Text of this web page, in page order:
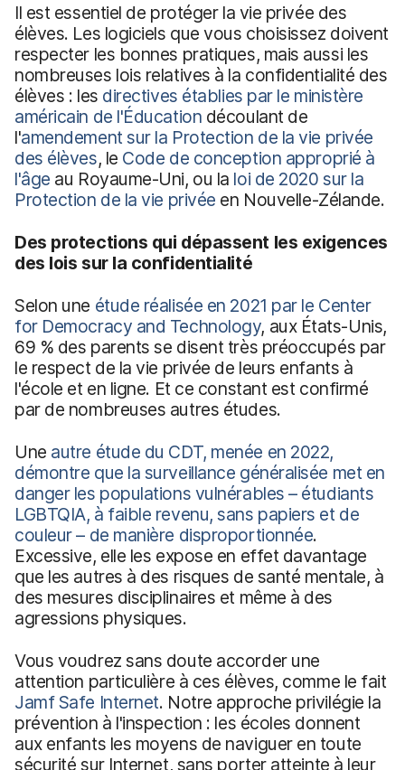
Il est essentiel de protéger la vie privée des
élèves. Les logiciels que vous choisissez doivent
respecter les bonnes pratiques, mais aussi les
nombreuses lois relatives à la confidentialité des
élèves : les directives établies par le ministère
américain de l'Éducation découlant de
l'amendement sur la Protection de la vie privée
des élèves, le Code de conception approprié à
l'âge au Royaume-Uni, ou la loi de 2020 sur la
Protection de la vie privée en Nouvelle-Zélande.
Des protections qui dépassent les exigences
des lois sur la confidentialité
Selon une étude réalisée en 2021 par le Center
for Democracy and Technology, aux États-Unis,
69 % des parents se disent très préoccupés par
le respect de la vie privée de leurs enfants à
l'école et en ligne. Et ce constant est confirmé
par de nombreuses autres études.
Une autre étude du CDT, menée en 2022,
démontre que la surveillance généralisée met en
danger les populations vulnérables – étudiants
LGBTQIA, à faible revenu, sans papiers et de
couleur – de manière disproportionnée.
Excessive, elle les expose en effet davantage
que les autres à des risques de santé mentale, à
des mesures disciplinaires et même à des
agressions physiques.
Vous voudrez sans doute accorder une
attention particulière à ces élèves, comme le fait
Jamf Safe Internet. Notre approche privilégie la
prévention à l'inspection : les écoles donnent
aux enfants les moyens de naviguer en toute
sécurité sur Internet, sans porter atteinte à leur